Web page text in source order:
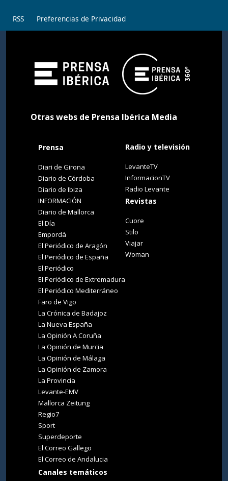
RSS Preferencias de Privacidad
Otras webs de Prensa Ibérica Media
Prensa
Diari de Girona
Diario de Córdoba
Diario de Ibiza
INFORMACIÓN
Diario de Mallorca
El Día
Empordà
El Periódico de Aragón
El Periódico de España
El Periódico
El Periódico de Extremadura
El Periódico Mediterráneo
Faro de Vigo
La Crónica de Badajoz
La Nueva España
La Opinión A Coruña
La Opinión de Murcia
La Opinión de Málaga
La Opinión de Zamora
La Provincia
Levante-EMV
Mallorca Zeitung
Regio7
Sport
Superdeporte
El Correo Gallego
El Correo de Andalucia
Canales temáticos
Radio y televisión
LevanteTV
InformacionTV
Radio Levante
Revistas
Cuore
Stilo
Viajar
Woman